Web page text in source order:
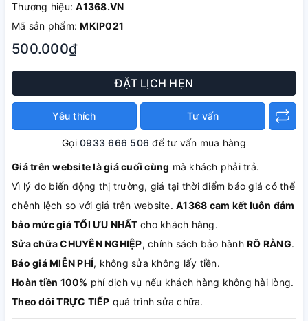
Thương hiệu:A1368.VN
Mã sản phẩm:MKIP021
500.000₫
ĐẶT LỊCH HẸN
Yêu thích Tư vấn
Gọi0933 666 506 để tư vấn mua hàng
Giá trên website là giá cuối cùng mà khách phải trả.
Vì lý do biến động thị trường, giá tại thời điểm báo giá có thể
chênh lệch so với giá trên website. A1368 cam kết luôn đảm
bảo mức giá TỐI ƯU NHẤTcho khách hàng.
Sửa chữa CHUYÊN NGHIỆP, chính sách bảo hành RÕ RÀNG.
Báo giá MIỄN PHÍ, không sửa không lấy tiền.
Hoàn tiền 100% phí dịch vụ nếu khách hàng không hài lòng.
Theo dõi TRỰC TIẾP quá trình sửa chữa.